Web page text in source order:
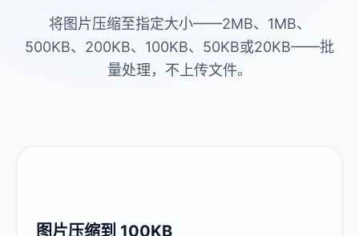
将图片压缩至指定大小——2MB、1MB、
500KB、200KB、100KB、50KB或20KB——批
量处理，不上传文件。
图片压缩到 100KB